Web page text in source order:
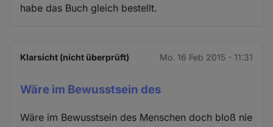
habe das Buch gleich bestellt.
Klarsicht (nicht überprüft) Mo. 16 Feb 2015 - 11:31
Wäre im Bewusstsein des
Wäre im Bewusstsein des Menschen doch bloß nie